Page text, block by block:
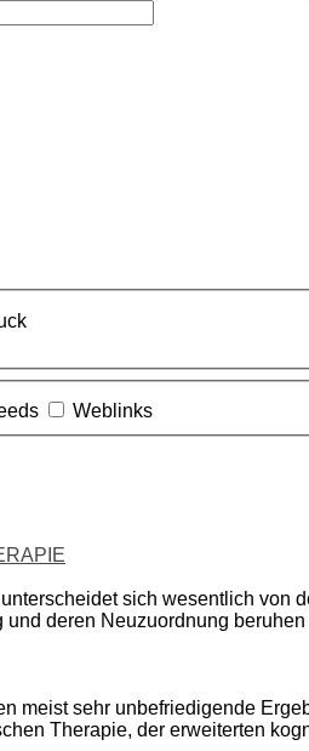
Weblinks
sich wesentlich von
und deren Neuzuordnung beruhen
meist sehr unbefriedigende
Therapie, der erweiterten